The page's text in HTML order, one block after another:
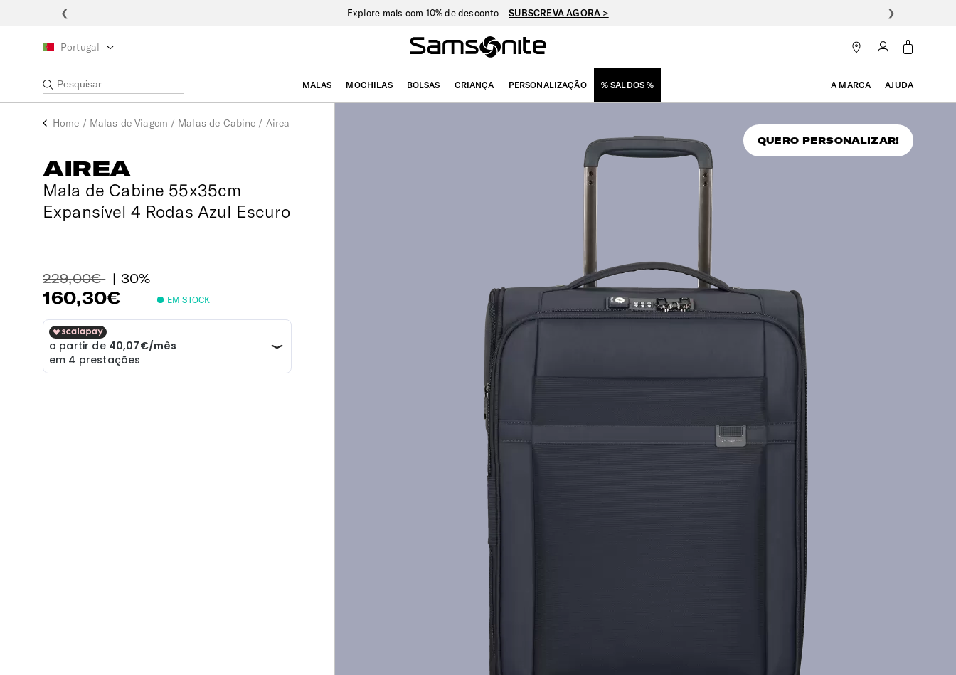
Explore mais com 10% de desconto –SUBSCREVA AGORA >
❮ ❯
Portugal
MALAS MOCHILAS BOLSAS CRIANÇA PERSONALIZAÇÃO % SALDOS % A MARCA AJUDA
Home / Malas de Viagem / Malas de Cabine / Airea
AIREA
Mala de Cabine 55x35cm
Expansível 4 Rodas Azul Escuro
229,00€ | 30%
160,30€ EM STOCK
QUERO PERSONALIZAR!